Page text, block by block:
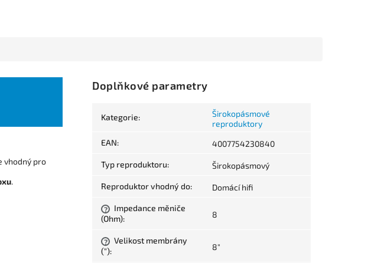
vhodný pro
.
Doplňkové parametry
Kategorie:
Širokopásmové
reproduktory
EAN: 4007754230840
Typ reproduktoru: Širokopásmový
Reproduktor vhodný do: Domácí hifi
?
Impedance měniče
(Ohm): 8
?
Velikost membrány
("): 8"